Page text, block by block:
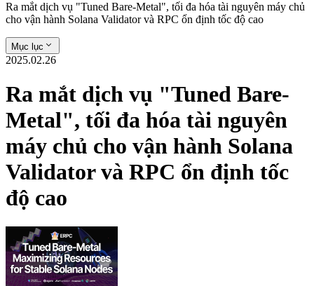
Ra mắt dịch vụ "Tuned Bare-Metal", tối đa hóa tài nguyên máy chủ
cho vận hành Solana Validator và RPC ổn định tốc độ cao
Mục lục
2025.02.26
Ra mắt dịch vụ "Tuned Bare-
Metal", tối đa hóa tài nguyên
máy chủ cho vận hành Solana
Validator và RPC ổn định tốc
độ cao